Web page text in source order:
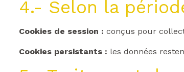
4.- Selon la
Cookies de session : conçus pour
Cookies persistants : les données